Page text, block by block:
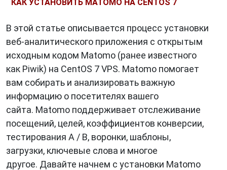
КАК УСТАНОВИТЬ MATOMO НА CENTOS 7
В этой статье описывается процесс установки
веб-аналитического приложения с открытым
исходным кодом Matomo (ранее известного
как Piwik) на CentOS 7 VPS. Matomo помогает
вам собирать и анализировать важную
информацию о посетителях вашего
сайта. Matomo поддерживает отслеживание
посещений, целей, коэффициентов конверсии,
тестирования A / B, воронки, шаблоны,
загрузки, ключевые слова и многое
другое. Давайте начнем с установки Matomo